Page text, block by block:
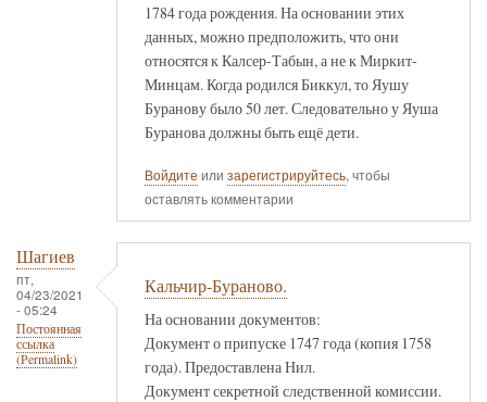
1784 года рождения. На основании этих
данных, можно предположить, что они
относятся к Калсер-Табын, а не к Миркит-
Минцам. Когда родился Биккул, то Яушу
Буранову было 50 лет. Следовательно у Яуша
Буранова должны быть ещё дети.
Войдите или зарегистрируйтесь, чтобы
оставлять комментарии
Шагиев
пт,
04/23/2021
- 05:24
Постоянная
ссылка
(Permalink)
Кальчир-Бураново.
На основании документов:
Документ о припуске 1747 года (копия 1758
года). Предоставлена Нил.
Документ секретной следственной комиссии.